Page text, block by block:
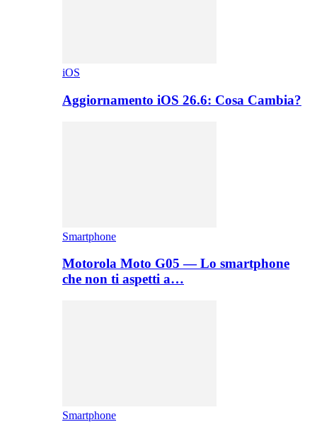
iOS
Aggiornamento iOS 26.6: Cosa Cambia?
Smartphone
Motorola Moto G05 — Lo smartphone
che non ti aspetti a…
Smartphone